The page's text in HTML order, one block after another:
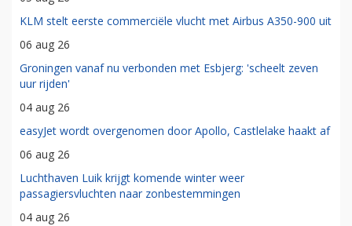
KLM stelt eerste commerciële vlucht met Airbus A350-900 uit
06 aug 26
Groningen vanaf nu verbonden met Esbjerg: 'scheelt zeven
uur rijden'
04 aug 26
easyJet wordt overgenomen door Apollo, Castlelake haakt af
06 aug 26
Luchthaven Luik krijgt komende winter weer
passagiersvluchten naar zonbestemmingen
04 aug 26